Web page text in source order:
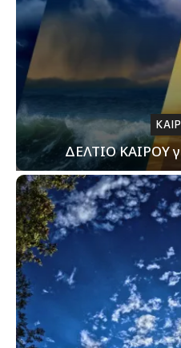
ΔΕΛΤΙΟ ΚΑΙΡΟΥ